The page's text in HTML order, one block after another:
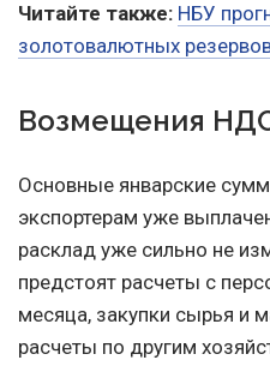
Читайте также: НБУ
золотовалютных
Возмещения
Основные январские
экспортерам уже
расклад уже сильно не
предстоят расчеты с
месяца, закупки сырья и
расчеты по другим